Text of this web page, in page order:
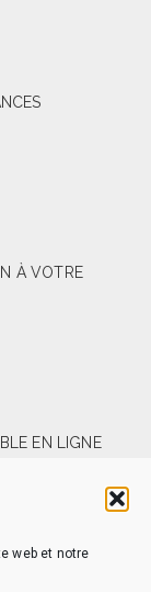
web et notre
À VOTRE
EN LIGNE